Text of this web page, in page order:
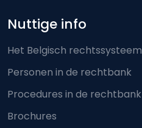
Nuttige info
Het Belgisch rechtssysteem
Personen in de rechtbank
Procedures in de rechtbank
Brochures